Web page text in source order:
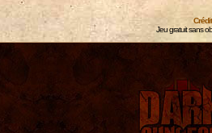
Jeu gratuit sans